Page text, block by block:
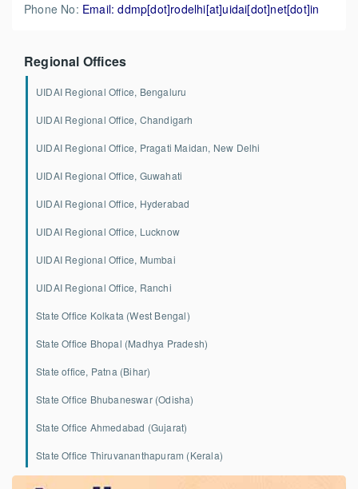
Phone No: Email: ddmp[dot]rodelhi[at]uidai[dot]net[dot]in
Regional Offices
UIDAI Regional Office, Bengaluru
UIDAI Regional Office, Chandigarh
UIDAI Regional Office, Pragati Maidan, New Delhi
UIDAI Regional Office, Guwahati
UIDAI Regional Office, Hyderabad
UIDAI Regional Office, Lucknow
UIDAI Regional Office, Mumbai
UIDAI Regional Office, Ranchi
State Office Kolkata (West Bengal)
State Office Bhopal (Madhya Pradesh)
State office, Patna (Bihar)
State Office Bhubaneswar (Odisha)
State Office Ahmedabad (Gujarat)
State Office Thiruvananthapuram (Kerala)